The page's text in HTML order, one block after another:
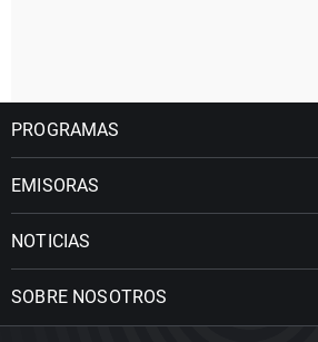
PROGRAMAS
EMISORAS
NOTICIAS
SOBRE NOSOTROS